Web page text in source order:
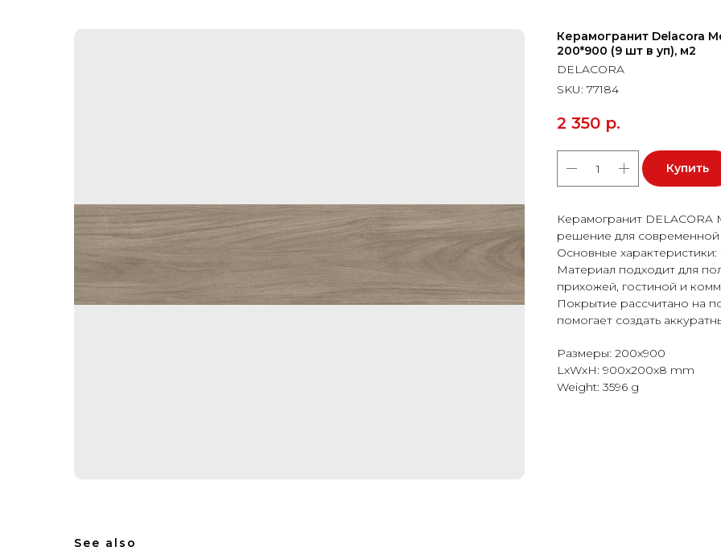
Керамогранит Delacora
200*900 (9 шт в уп), м2
DELACORA
SKU: 77184
2 350 р.
Купить
Керамогранит
решение для современной
Основные
Материал подходит для
прихожей, гостиной и
Покрытие рассчитано на
помогает создать
Размеры: 200x900
LxWxH: 900x200x8 mm
Weight: 3596 g
See also